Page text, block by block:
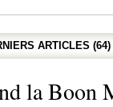
ARTICLES (64)
la Boon